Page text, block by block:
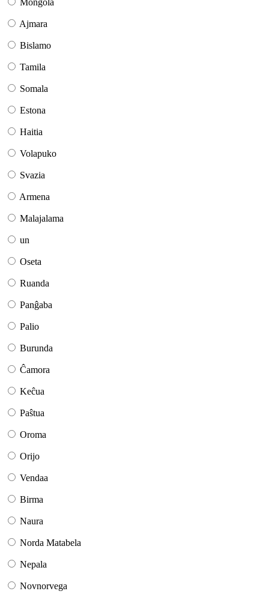
Mongola
Ajmara
Bislamo
Tamila
Somala
Estona
Haitia
Volapuko
Svazia
Armena
Malajalama
un
Oseta
Ruanda
Panĝaba
Palio
Burunda
Ĉamora
Keĉua
Paŝtua
Oroma
Orijo
Vendaa
Birma
Naura
Norda Matabela
Nepala
Novnorvega